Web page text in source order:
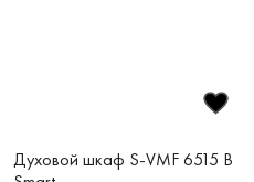
Духовой шкаф S-VMF 6515 B